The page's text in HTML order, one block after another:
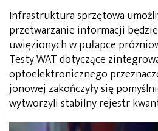
Infrastruktura sprzętowa
przetwarzanie informacji będzie
uwięzionych w pułapce
Testy WAT dotyczące
optoelektronicznego
jonowej zakończyły się
wytworzyli stabilny rejestr